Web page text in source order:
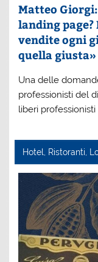
Matteo
landing
vendite ogni
quella giusta»
Una delle
professionisti del
liberi
Hotel, Ristoranti,